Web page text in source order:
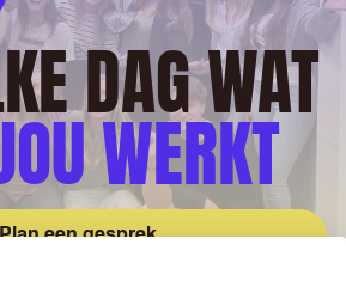
DAG WAT
WERKT
Plan een gesprek